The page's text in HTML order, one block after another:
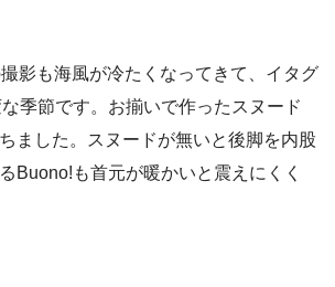
影も海風が冷たくなってきて、イタグ
季節です。お揃いで作ったスヌード
ました。スヌードが無いと後脚を内股
Buono!も首元が暖かいと震えにくく